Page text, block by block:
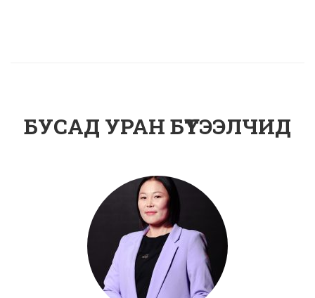
БУСАД УРАН БҮТЭЭЛЧИД